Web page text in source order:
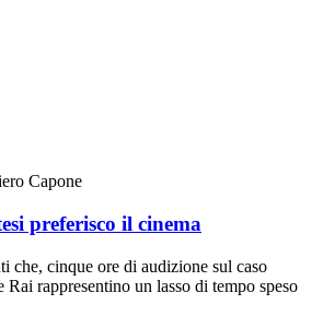
Capone
preferisco il cinema
che, cinque ore di audizione sul caso
rappresentino un lasso di tempo speso